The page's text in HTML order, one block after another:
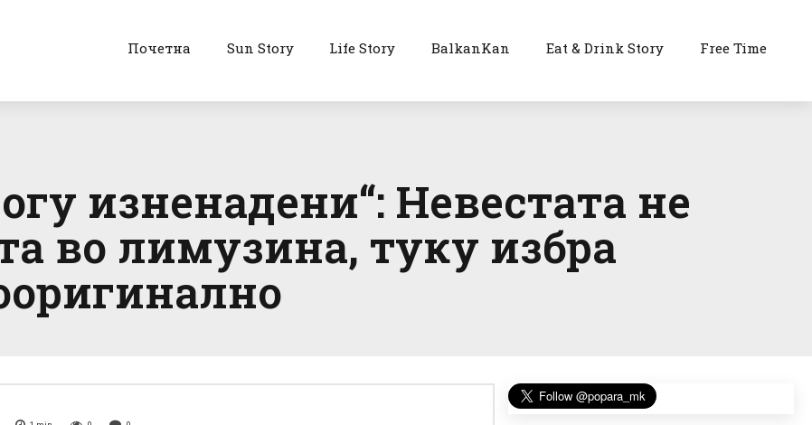
Почетна Sun Story Life Story BalkanKan Eat & Drink Story Free Time
изненадени“: Невестата не
во лимузина, туку избра